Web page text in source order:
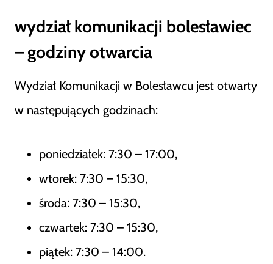
wydział komunikacji bolesławiec
– godziny otwarcia
Wydział Komunikacji w Bolesławcu jest otwarty
w następujących godzinach:
poniedziałek: 7:30 – 17:00,
wtorek: 7:30 – 15:30,
środa: 7:30 – 15:30,
czwartek: 7:30 – 15:30,
piątek: 7:30 – 14:00.